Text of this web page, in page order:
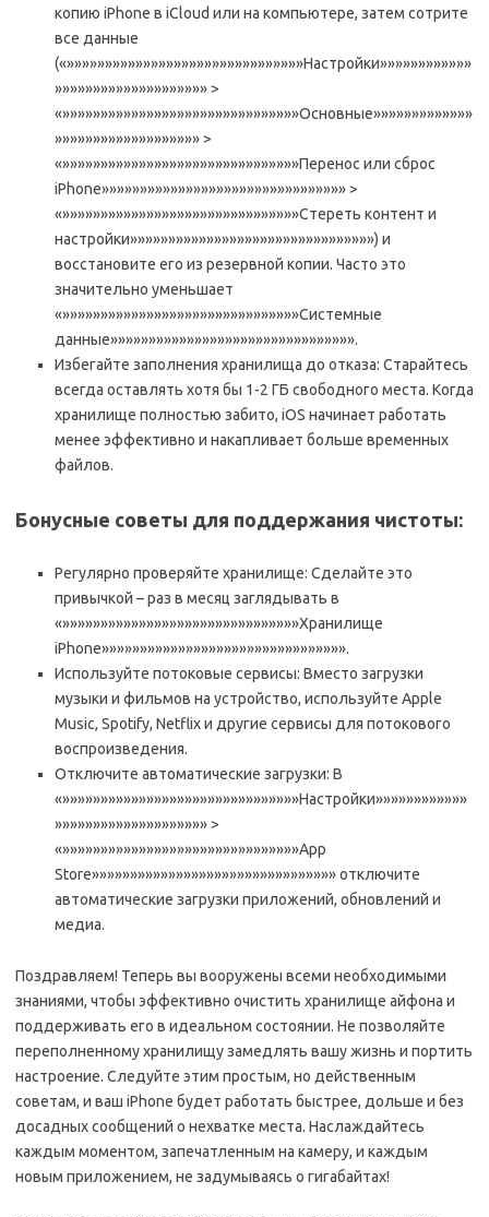
копию iPhone в iCloud или на компьютере, затем сотрите
все данные
(«»»»»»»»»»»»»»»»»»»»»»»»»»»»»»»»Настройки»»»»»»»»»»»»
»»»»»»»»»»»»»»»»»»»» >
«»»»»»»»»»»»»»»»»»»»»»»»»»»»»»»»Основные»»»»»»»»»»»»»
»»»»»»»»»»»»»»»»»»» >
«»»»»»»»»»»»»»»»»»»»»»»»»»»»»»»»Перенос или сброс
iPhone»»»»»»»»»»»»»»»»»»»»»»»»»»»»»»»» >
«»»»»»»»»»»»»»»»»»»»»»»»»»»»»»»»Стереть контент и
настройки»»»»»»»»»»»»»»»»»»»»»»»»»»»»»»»») и
восстановите его из резервной копии. Часто это
значительно уменьшает
«»»»»»»»»»»»»»»»»»»»»»»»»»»»»»»»Системные
данные»»»»»»»»»»»»»»»»»»»»»»»»»»»»»»»».
Избегайте заполнения хранилища до отказа: Старайтесь
всегда оставлять хотя бы 1-2 ГБ свободного места. Когда
хранилище полностью забито, iOS начинает работать
менее эффективно и накапливает больше временных
файлов.
Бонусные советы для поддержания чистоты:
Регулярно проверяйте хранилище: Сделайте это
привычкой – раз в месяц заглядывать в
«»»»»»»»»»»»»»»»»»»»»»»»»»»»»»»»Хранилище
iPhone»»»»»»»»»»»»»»»»»»»»»»»»»»»»»»»».
Используйте потоковые сервисы: Вместо загрузки
музыки и фильмов на устройство, используйте Apple
Music, Spotify, Netflix и другие сервисы для потокового
воспроизведения.
Отключите автоматические загрузки: В
«»»»»»»»»»»»»»»»»»»»»»»»»»»»»»»»Настройки»»»»»»»»»»»»
»»»»»»»»»»»»»»»»»»»» >
«»»»»»»»»»»»»»»»»»»»»»»»»»»»»»»»App
Store»»»»»»»»»»»»»»»»»»»»»»»»»»»»»»»» отключите
автоматические загрузки приложений, обновлений и
медиа.
Поздравляем! Теперь вы вооружены всеми необходимыми
знаниями, чтобы эффективно очистить хранилище айфона и
поддерживать его в идеальном состоянии. Не позволяйте
переполненному хранилищу замедлять вашу жизнь и портить
настроение. Следуйте этим простым, но действенным
советам, и ваш iPhone будет работать быстрее, дольше и без
досадных сообщений о нехватке места. Наслаждайтесь
каждым моментом, запечатленным на камеру, и каждым
новым приложением, не задумываясь о гигабайтах!